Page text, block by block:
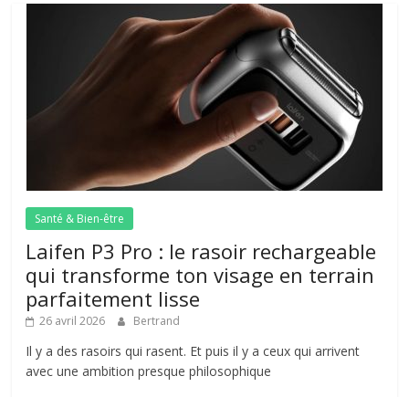
Santé & Bien-être
Laifen P3 Pro : le rasoir rechargeable
qui transforme ton visage en terrain
parfaitement lisse
26 avril 2026 Bertrand
Il y a des rasoirs qui rasent. Et puis il y a ceux qui arrivent
avec une ambition presque philosophique